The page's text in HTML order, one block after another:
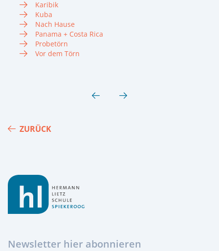
Karibik
Kuba
Nach Hause
Panama + Costa Rica
Probetörn
Vor dem Törn
ZURÜCK
Newsletter hier abonnieren